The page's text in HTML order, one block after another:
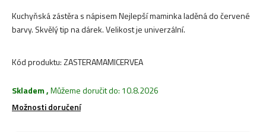
Kuchyňská zástěra s nápisem Nejlepší maminka laděná do červené
barvy. Skvělý tip na dárek. Velikost je univerzální.
Kód produktu:ZASTERAMAMICERVEA
Skladem,Můžeme doručit do: 10.8.2026
Možnosti doručení